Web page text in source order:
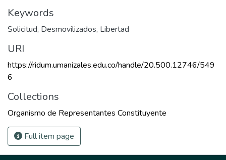
Keywords
Solicitud, Desmovilizados, Libertad
URI
https://ridum.umanizales.edu.co/handle/20.500.12746/549
6
Collections
Organismo de Representantes Constituyente
Full item page